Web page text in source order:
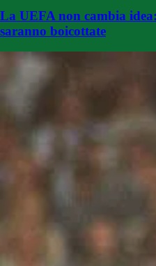
La UEFA non cambia
saranno boicottate